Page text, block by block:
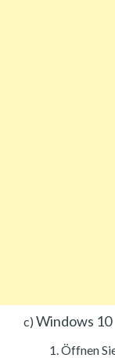
c) Windows 10
Öffnen